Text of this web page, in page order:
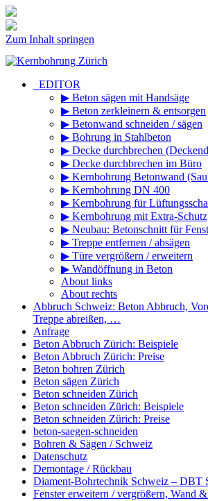
Zum Inhalt springen
_EDITOR
▶ Beton sägen mit Handsäge
▶ Beton zerkleinern & entsorgen
▶ Betonwand schneiden / sägen
▶ Bohrung in Stahlbeton
▶ Decke durchbrechen
▶ Decke durchbrechen im Büro
▶ Kernbohrung Betonwand
▶ Kernbohrung DN 400
▶ Kernbohrung für
▶ Kernbohrung mit Extra-Schutz
▶ Neubau: Betonschnitt für
▶ Treppe entfernen / absägen
▶ Türe vergrößern / erweitern
▶ Wandöffnung in Beton
About links
About rechts
Abbruch Schweiz: Beton Abbruch,
Treppe abreißen, …
Anfrage
Beton Abbruch Zürich: Beispiele
Beton Abbruch Zürich: Preise
Beton bohren Zürich
Beton sägen Zürich
Beton schneiden Zürich
Beton schneiden Zürich: Beispiele
Beton schneiden Zürich: Preise
beton-saegen-schneiden
Bohren & Sägen / Schweiz
Datenschutz
Demontage / Rückbau
Diament-Bohrtechnik Schweiz – DBT
Fenster erweitern / vergrößern, Wand